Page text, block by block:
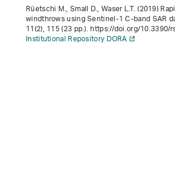
Rüetschi M., Small D., Waser L.T. (2019)
windthrows using Sentinel-1 C-band SAR
11(2), 115 (23 pp.). https://doi.org/10.3390/
Institutional Repository DORA